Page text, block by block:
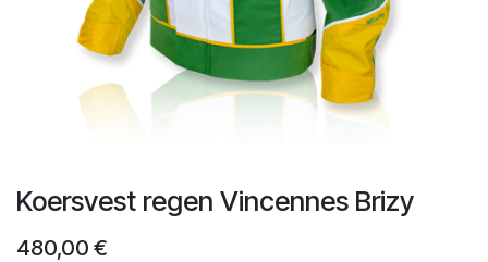
Koersvest regen Vincennes Brizy
480,00 €